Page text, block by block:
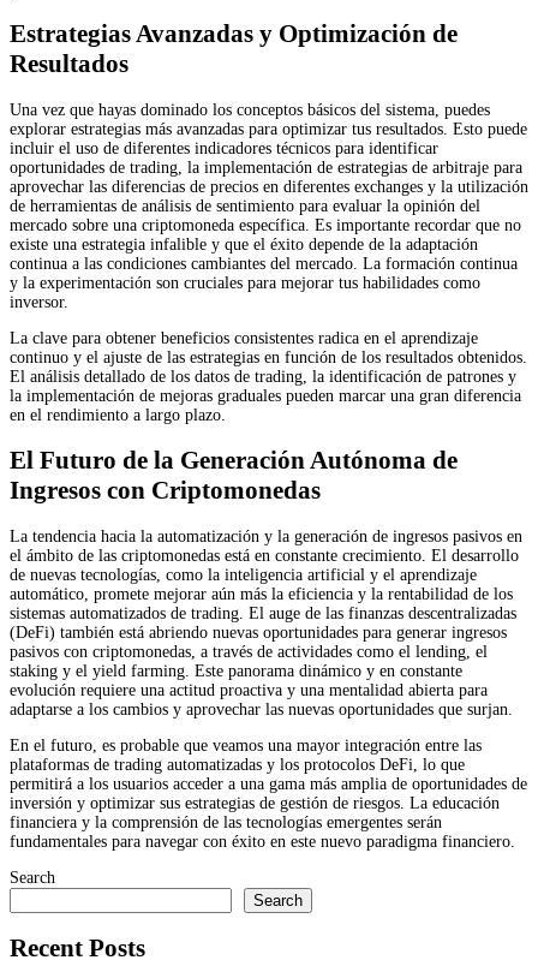
Estrategias Avanzadas y Optimización de
Resultados
Una vez que hayas dominado los conceptos básicos del sistema, puedes
explorar estrategias más avanzadas para optimizar tus resultados. Esto puede
incluir el uso de diferentes indicadores técnicos para identificar
oportunidades de trading, la implementación de estrategias de arbitraje para
aprovechar las diferencias de precios en diferentes exchanges y la utilización
de herramientas de análisis de sentimiento para evaluar la opinión del
mercado sobre una criptomoneda específica. Es importante recordar que no
existe una estrategia infalible y que el éxito depende de la adaptación
continua a las condiciones cambiantes del mercado. La formación continua
y la experimentación son cruciales para mejorar tus habilidades como
inversor.
La clave para obtener beneficios consistentes radica en el aprendizaje
continuo y el ajuste de las estrategias en función de los resultados obtenidos.
El análisis detallado de los datos de trading, la identificación de patrones y
la implementación de mejoras graduales pueden marcar una gran diferencia
en el rendimiento a largo plazo.
El Futuro de la Generación Autónoma de
Ingresos con Criptomonedas
La tendencia hacia la automatización y la generación de ingresos pasivos en
el ámbito de las criptomonedas está en constante crecimiento. El desarrollo
de nuevas tecnologías, como la inteligencia artificial y el aprendizaje
automático, promete mejorar aún más la eficiencia y la rentabilidad de los
sistemas automatizados de trading. El auge de las finanzas descentralizadas
(DeFi) también está abriendo nuevas oportunidades para generar ingresos
pasivos con criptomonedas, a través de actividades como el lending, el
staking y el yield farming. Este panorama dinámico y en constante
evolución requiere una actitud proactiva y una mentalidad abierta para
adaptarse a los cambios y aprovechar las nuevas oportunidades que surjan.
En el futuro, es probable que veamos una mayor integración entre las
plataformas de trading automatizadas y los protocolos DeFi, lo que
permitirá a los usuarios acceder a una gama más amplia de oportunidades de
inversión y optimizar sus estrategias de gestión de riesgos. La educación
financiera y la comprensión de las tecnologías emergentes serán
fundamentales para navegar con éxito en este nuevo paradigma financiero.
Search
Search
Recent Posts